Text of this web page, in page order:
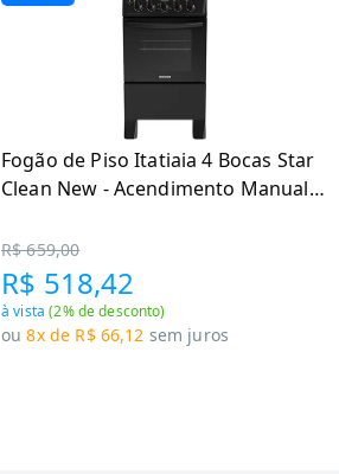
Fogão de Piso Itatiaia 4 Bocas Star
Clean New - Acendimento Manual,
R$ 659,00
R$ 518,42
à vista(2% de desconto)
ou 8x de R$ 66,12 sem juros